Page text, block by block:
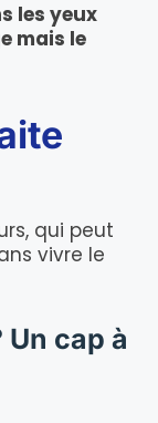
les yeux
mais le
qui peut
vivre le
cap à